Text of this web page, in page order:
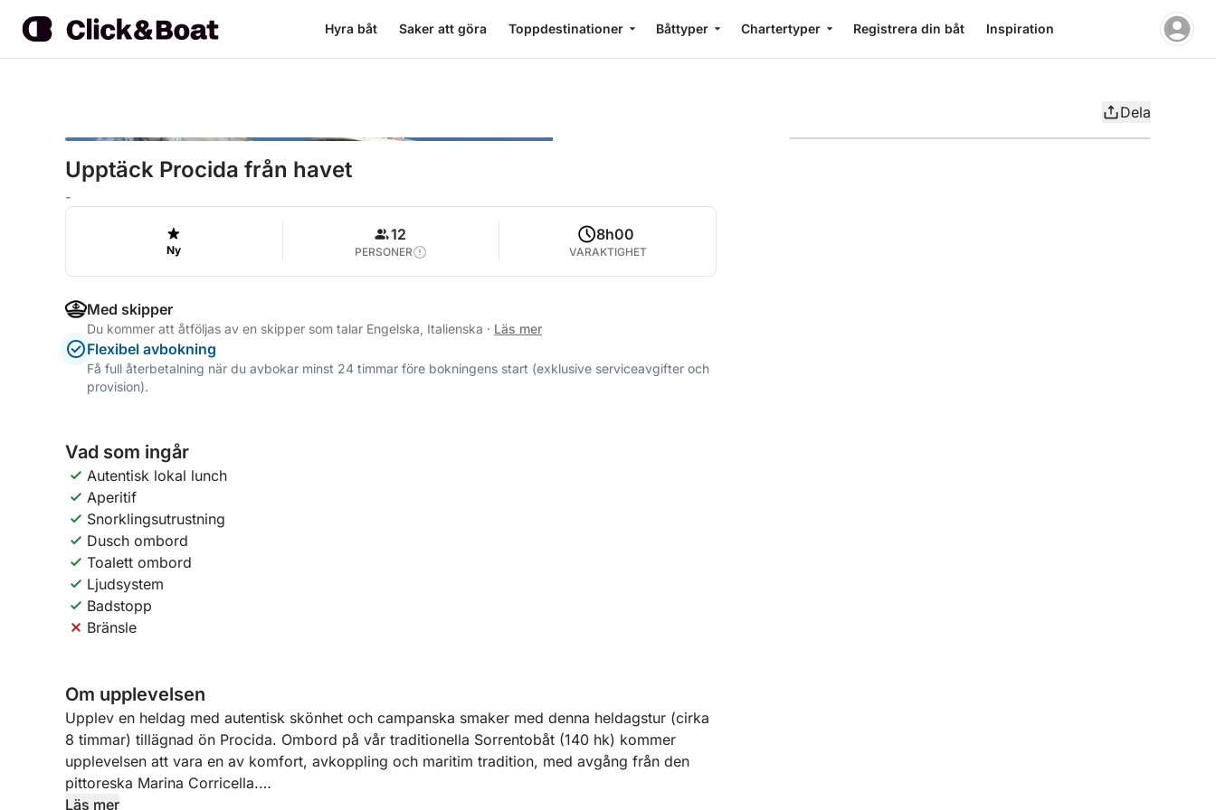
Hyra båt Saker att göra Toppdestinationer Båttyper Chartertyper Registrera din båt Inspiration
Dela
Upptäck Procida från havet
-
Ny
12
PERSONER
8h00
VARAKTIGHET
Med skipper
Du kommer att åtföljas av en skipper som talar Engelska, Italienska · Läs mer
Flexibel avbokning
Få full återbetalning när du avbokar minst 24 timmar före bokningens start (exklusive serviceavgifter och
provision).
Vad som ingår
Autentisk lokal lunch
Aperitif
Snorklingsutrustning
Dusch ombord
Toalett ombord
Ljudsystem
Badstopp
Bränsle
Om upplevelsen
Upplev en heldag med autentisk skönhet och campanska smaker med denna heldagstur (cirka
8 timmar) tillägnad ön Procida. Ombord på vår traditionella Sorrentobåt (140 hk) kommer
upplevelsen att vara en av komfort, avkoppling och maritim tradition, med avgång från den
pittoreska Marina Corricella.
Läs mer